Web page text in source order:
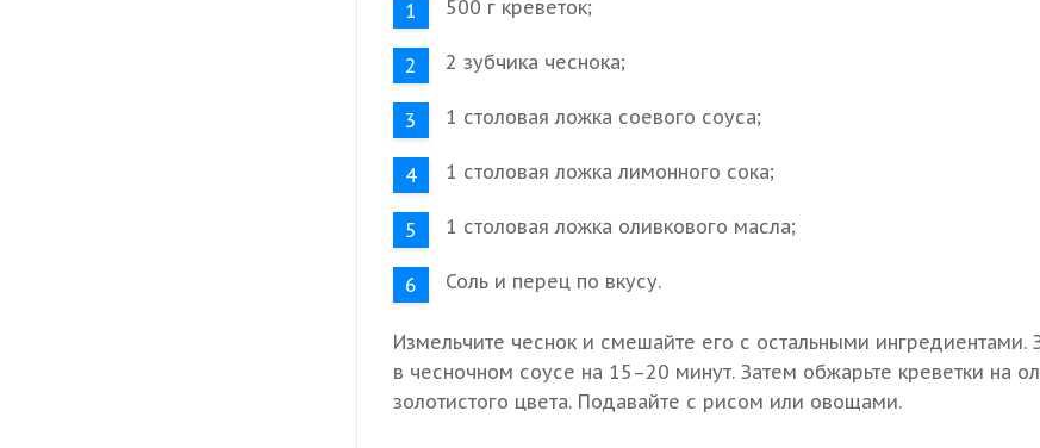
500 г креветок;
2 зубчика чеснока;
1 столовая ложка соевого соуса;
1 столовая ложка лимонного сока;
1 столовая ложка оливкового масла;
Соль и перец по вкусу.
Измельчите чеснок и смешайте его с остальными ингредиентами.
в чесночном соусе на 15–20 минут. Затем обжарьте креветки на
золотистого цвета. Подавайте с рисом или овощами.